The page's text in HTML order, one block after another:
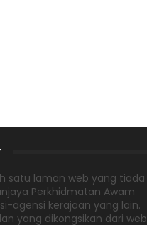
satu laman web yang tiada
Perkhidmatan Awam
agensi kerajaan yang lain.
yang dikongsikan dari web